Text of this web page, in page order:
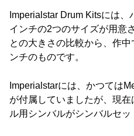
Imperialstar Drum Kitsには
インチの2つのサイズが用意
との大きさの比較から、作
ンチのものです。
Imperialstarには、かつては
が付属していましたが、現
ル用シンバルがシンバルセッ